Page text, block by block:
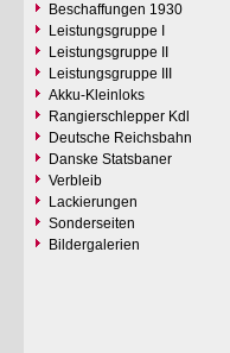
Beschaffungen 1930
Leistungsgruppe I
Leistungsgruppe II
Leistungsgruppe III
Akku-Kleinloks
Rangierschlepper Kdl
Deutsche Reichsbahn
Danske Statsbaner
Verbleib
Lackierungen
Sonderseiten
Bildergalerien